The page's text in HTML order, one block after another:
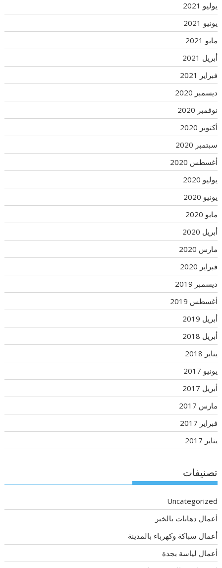
يوليو 2021
يونيو 2021
مايو 2021
أبريل 2021
فبراير 2021
ديسمبر 2020
نوفمبر 2020
أكتوبر 2020
سبتمبر 2020
أغسطس 2020
يوليو 2020
يونيو 2020
مايو 2020
أبريل 2020
مارس 2020
فبراير 2020
ديسمبر 2019
أغسطس 2019
أبريل 2019
أبريل 2018
يناير 2018
يونيو 2017
أبريل 2017
مارس 2017
فبراير 2017
يناير 2017
تصنيفات
Uncategorized
أعمال دهانات بالخبر
أعمال سباكة وكهرباء بالمدينة
أعمال لياسة بجدة